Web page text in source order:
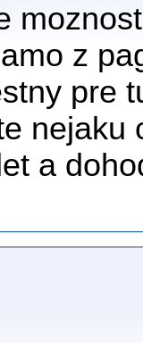
z
pre
nejaku
a